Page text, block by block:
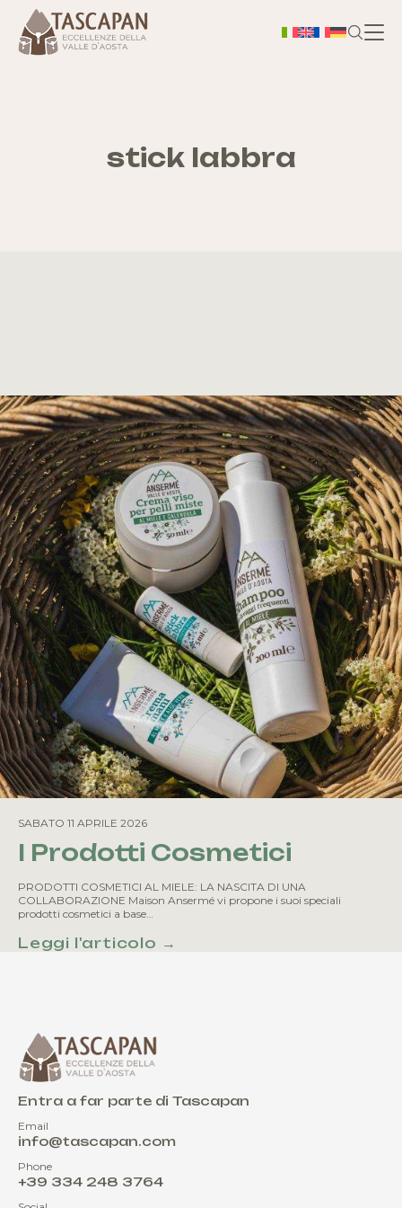
stick labbra
SABATO 11 APRILE 2026
I Prodotti Cosmetici
PRODOTTI COSMETICI AL MIELE: LA NASCITA DI UNA
COLLABORAZIONE Maison Ansermé vi propone i suoi speciali
prodotti cosmetici a base…
Leggi l'articolo →
Entra a far parte di Tascapan
Email
info@tascapan.com
Phone
+39 334 248 3764